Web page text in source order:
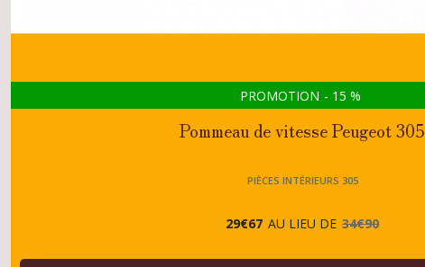
PROMOTION - 15 %
Pommeau de vitesse Peugeot 305
PIÈCES INTÉRIEURS 305
29€67 AU LIEU DE 34€90